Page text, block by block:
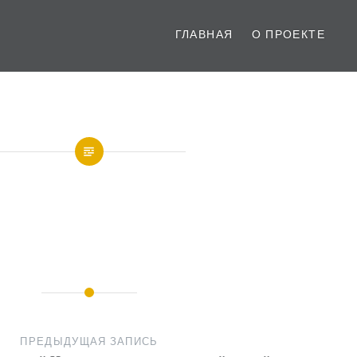
ГЛАВНАЯ О ПРОЕКТЕ
ПРЕДЫДУЩАЯ ЗАПИСЬ